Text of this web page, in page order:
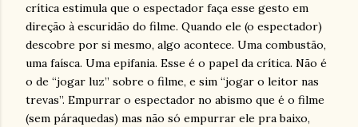
crítica estimula que o espectador faça esse gesto em
direção à escuridão do filme. Quando ele (o espectador)
descobre por si mesmo, algo acontece. Uma combustão,
uma faísca. Uma epifania. Esse é o papel da crítica. Não é
o de “jogar luz” sobre o filme, e sim “jogar o leitor nas
trevas”. Empurrar o espectador no abismo que é o filme
(sem páraquedas) mas não só empurrar ele pra baixo,